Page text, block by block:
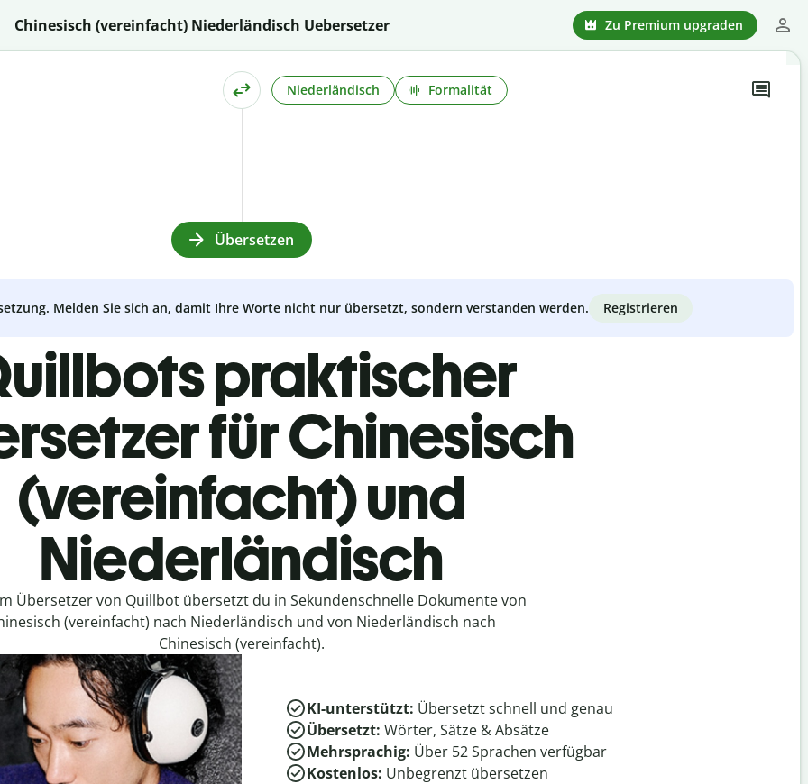
Chinesisch (vereinfacht) Niederländisch Uebersetzer Zu Premium upgraden
Niederländisch Formalität
Übersetzen
Melden Sie sich an, damit Ihre Worte nicht nur übersetzt, sondern verstanden werden. Registrieren
praktischer
für Chinesisch
(vereinfacht) und
Niederländisch
Übersetzer von Quillbot übersetzt du in Sekundenschnelle Dokumente von
(vereinfacht) nach Niederländisch und von Niederländisch nach
Chinesisch (vereinfacht).
KI-unterstützt: Übersetzt schnell und genau
Übersetzt: Wörter, Sätze & Absätze
Mehrsprachig: Über 52Sprachen verfügbar
Kostenlos: Unbegrenzt übersetzen